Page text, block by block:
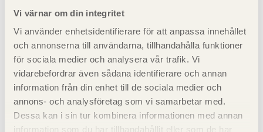
Vi värnar om din integritet
Vi använder enhetsidentifierare för att anpassa innehållet
och annonserna till användarna, tillhandahålla funktioner
för sociala medier och analysera vår trafik. Vi
vidarebefordrar även sådana identifierare och annan
information från din enhet till de sociala medier och
annons- och analysföretag som vi samarbetar med.
Dessa kan i sin tur kombinera informationen med annan
information som du har tillhandahållit eller som de har
Val av systemgränser för jämförande
LCA
Valet av systemgränser har mycket stor betydelse för
jämförande livscykelanalyser. Om vi betraktar de fyra
systemgränserna i tabell 2 kan vi konstatera följande:
A speglar knappast verkligheten då det belastar